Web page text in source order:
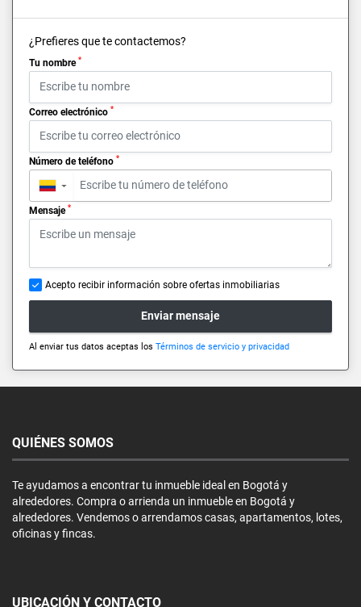
¿Prefieres que te contactemos?
Tu nombre *
Correo electrónico *
Número de teléfono *
▼
Mensaje *
Acepto recibir información sobre ofertas inmobiliarias
Enviar mensaje
Al enviar tus datos aceptas los Términos de servicio y privacidad
QUIÉNES SOMOS
Te ayudamos a encontrar tu inmueble ideal en Bogotá y
alrededores. Compra o arrienda un inmueble en Bogotá y
alrededores. Vendemos o arrendamos casas, apartamentos, lotes,
oficinas y fincas.
UBICACIÓN Y CONTACTO